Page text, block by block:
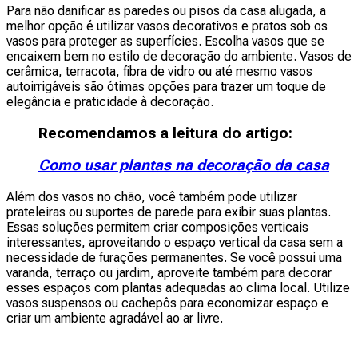
Para não danificar as paredes ou pisos da casa alugada, a
melhor opção é utilizar vasos decorativos e pratos sob os
vasos para proteger as superfícies. Escolha vasos que se
encaixem bem no estilo de decoração do ambiente. Vasos de
cerâmica, terracota, fibra de vidro ou até mesmo vasos
autoirrigáveis são ótimas opções para trazer um toque de
elegância e praticidade à decoração.
Recomendamos a leitura do artigo:
Como usar plantas na decoração da casa
Além dos vasos no chão, você também pode utilizar
prateleiras ou suportes de parede para exibir suas plantas.
Essas soluções permitem criar composições verticais
interessantes, aproveitando o espaço vertical da casa sem a
necessidade de furações permanentes. Se você possui uma
varanda, terraço ou jardim, aproveite também para decorar
esses espaços com plantas adequadas ao clima local. Utilize
vasos suspensos ou cachepôs para economizar espaço e
criar um ambiente agradável ao ar livre.